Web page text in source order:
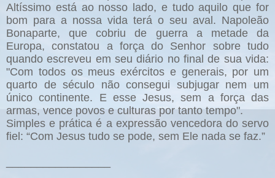
Altíssimo está ao nosso lado, e tudo aquilo que for
bom para a nossa vida terá o seu aval. Napoleão
Bonaparte, que cobriu de guerra a metade da
Europa, constatou a força do Senhor sobre tudo
quando escreveu em seu diário no final de sua vida:
"Com todos os meus exércitos e generais, por um
quarto de século não consegui subjugar nem um
único continente. E esse Jesus, sem a força das
armas, vence povos e culturas por tanto tempo".
Simples e prática é a expressão vencedora do servo
fiel: “Com Jesus tudo se pode, sem Ele nada se faz.”